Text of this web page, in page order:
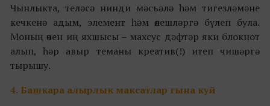
Чынлыкта, теләсә нинди мәсьәлә һәм тигезләмәне
кечкенә адым, элемент һәм өлешләргә бүлеп була.
Моның өчен иң яхшысы – махсус дәфтәр яки блокнот
алып, һәр авыр теманы креатив(!) итеп чишәргә
тырышу.
4. Башкара алырлык максатлар гына куй